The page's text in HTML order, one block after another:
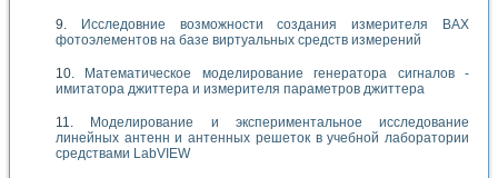
Исследовние возможности создания измерителя ВАХ
фотоэлементов на базе виртуальных средств измерений
Математическое моделирование генератора сигналов -
имитатора джиттера и измерителя параметров джиттера
Моделирование и экспериментальное исследование
линейных антенн и антенных решеток в учебной лаборатории
средствами LabVIEW